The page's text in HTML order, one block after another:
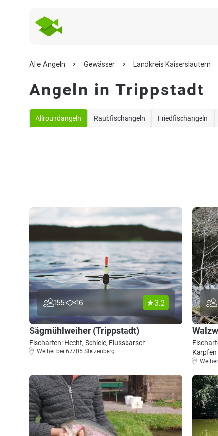
Alle Angeln Gewässer Landkreis Kaiserslautern
Angeln in Trippstadt
Allroundangeln Raubfischangeln Friedfischangeln
155 16 3.2
Sägmühlweiher (Trippstadt)
Fischarten: Hecht, Schleie, Flussbarsch
Weiher bei 67705 Stelzenberg
Karpfen